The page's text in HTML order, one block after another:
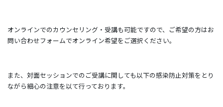
オンラインでのカウンセリング・受講も可能ですので、ご希望の方はお
問い合わせフォームでオンライン希望をご選択ください。
また、対面セッションでのご受講に関しても以下の感染防止対策をとり
ながら細心の注意を以て行っております。